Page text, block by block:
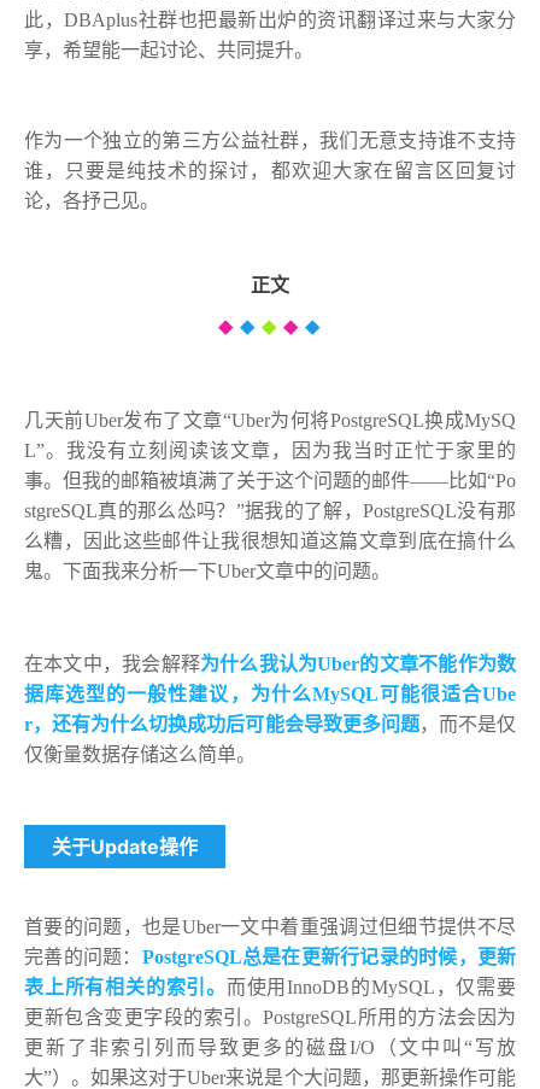
此，DBAplus社群也把最新出炉的资讯翻译过来与大家分
享，希望能一起讨论、共同提升。
作为一个独立的第三方公益社群，我们无意支持谁不支持
谁，只要是纯技术的探讨，都欢迎大家在留言区回复讨
论，各抒己见。
正文
◆ ◆ ◆ ◆ ◆
几天前Uber发布了文章“Uber为何将PostgreSQL换成MySQ
L”。我没有立刻阅读该文章，因为我当时正忙于家里的
事。但我的邮箱被填满了关于这个问题的邮件——比如“Po
stgreSQL真的那么怂吗？”据我的了解，PostgreSQL没有那
么糟，因此这些邮件让我很想知道这篇文章到底在搞什么
鬼。下面我来分析一下Uber文章中的问题。
在本文中，我会解释为什么我认为Uber的文章不能作为数
据库选型的一般性建议，为什么MySQL可能很适合Ube
r，还有为什么切换成功后可能会导致更多问题，而不是仅
仅衡量数据存储这么简单。
关于Update操作
首要的问题，也是Uber一文中着重强调过但细节提供不尽
完善的问题： PostgreSQL总是在更新行记录的时候，更新
表上所有相关的索引。 而使用InnoDB的MySQL，仅需要
更新包含变更字段的索引。PostgreSQL所用的方法会因为
更新了非索引列而导致更多的磁盘I/O（文中叫“写放
大”）。如果这对于Uber来说是个大问题，那更新操作可能